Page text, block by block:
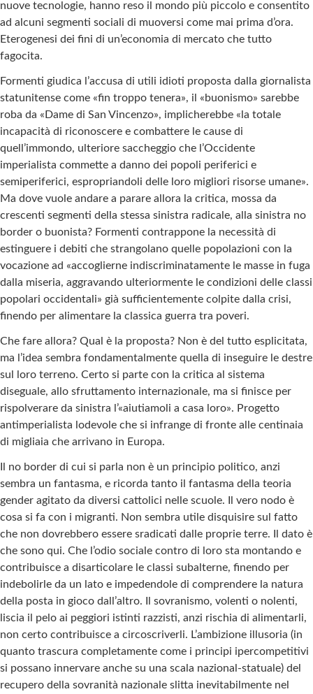
nuove tecnologie, hanno reso il mondo più piccolo e consentito
ad alcuni segmenti sociali di muoversi come mai prima d’ora.
Eterogenesi dei fini di un’economia di mercato che tutto
fagocita.
Formenti giudica l’accusa di utili idioti proposta dalla giornalista
statunitense come «fin troppo tenera», il «buonismo» sarebbe
roba da «Dame di San Vincenzo», implicherebbe «la totale
incapacità di riconoscere e combattere le cause di
quell’immondo, ulteriore saccheggio che l’Occidente
imperialista commette a danno dei popoli periferici e
semiperiferici, espropriandoli delle loro migliori risorse umane».
Ma dove vuole andare a parare allora la critica, mossa da
crescenti segmenti della stessa sinistra radicale, alla sinistra no
border o buonista? Formenti contrappone la necessità di
estinguere i debiti che strangolano quelle popolazioni con la
vocazione ad «accoglierne indiscriminatamente le masse in fuga
dalla miseria, aggravando ulteriormente le condizioni delle classi
popolari occidentali» già sufficientemente colpite dalla crisi,
finendo per alimentare la classica guerra tra poveri.
Che fare allora? Qual è la proposta? Non è del tutto esplicitata,
ma l’idea sembra fondamentalmente quella di inseguire le destre
sul loro terreno. Certo si parte con la critica al sistema
diseguale, allo sfruttamento internazionale, ma si finisce per
rispolverare da sinistra l’«aiutiamoli a casa loro». Progetto
antimperialista lodevole che si infrange di fronte alle centinaia
di migliaia che arrivano in Europa.
Il no border di cui si parla non è un principio politico, anzi
sembra un fantasma, e ricorda tanto il fantasma della teoria
gender agitato da diversi cattolici nelle scuole. Il vero nodo è
cosa si fa con i migranti. Non sembra utile disquisire sul fatto
che non dovrebbero essere sradicati dalle proprie terre. Il dato è
che sono qui. Che l’odio sociale contro di loro sta montando e
contribuisce a disarticolare le classi subalterne, finendo per
indebolirle da un lato e impedendole di comprendere la natura
della posta in gioco dall’altro. Il sovranismo, volenti o nolenti,
liscia il pelo ai peggiori istinti razzisti, anzi rischia di alimentarli,
non certo contribuisce a circoscriverli. L’ambizione illusoria (in
quanto trascura completamente come i principi ipercompetitivi
si possano innervare anche su una scala nazional-statuale) del
recupero della sovranità nazionale slitta inevitabilmente nel